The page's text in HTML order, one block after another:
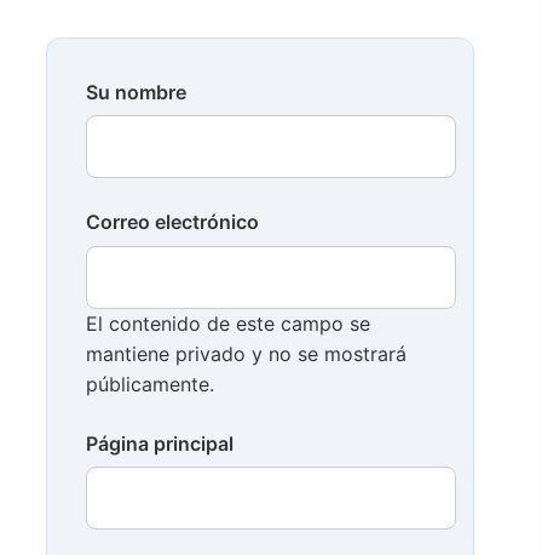
Su nombre
Correo electrónico
El contenido de este campo se
mantiene privado y no se mostrará
públicamente.
Página principal